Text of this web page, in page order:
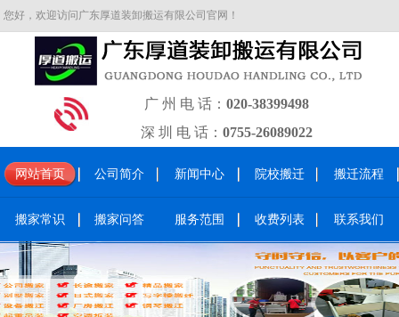
您好，欢迎访问广东厚道装卸搬运有限公司官网！
广 州 电 话： 020-38399498
深 圳 电 话： 0755-26089022
网站首页 公司简介 新闻中心 院校搬迁 搬迁流程
搬家常识 搬家问答 服务范围 收费列表 联系我们